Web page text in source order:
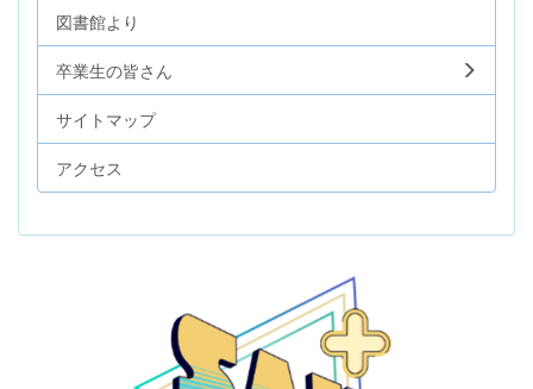
図書館より
卒業生の皆さん
サイトマップ
アクセス